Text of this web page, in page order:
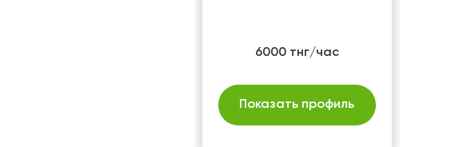
6000 тнг/час
Показать профиль